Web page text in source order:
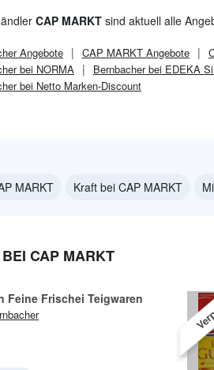
CAP MARKT sind aktuell alle
Angebote CAP MARKT Angebote
bei NORMA
Bernbacher bei EDEKA
bei Netto Marken-Discount
MARKT Kraft bei CAP MARKT
CAP MARKT
Feine Frischei Teigwaren